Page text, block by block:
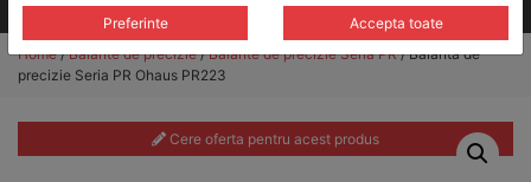
Toate produsele
Home/Balante de precizie/Balante de precizie Seria PR/ Balanta de
precizie Seria PR Ohaus PR223
Cere oferta pentru acest produs
Preferinte Accepta toate